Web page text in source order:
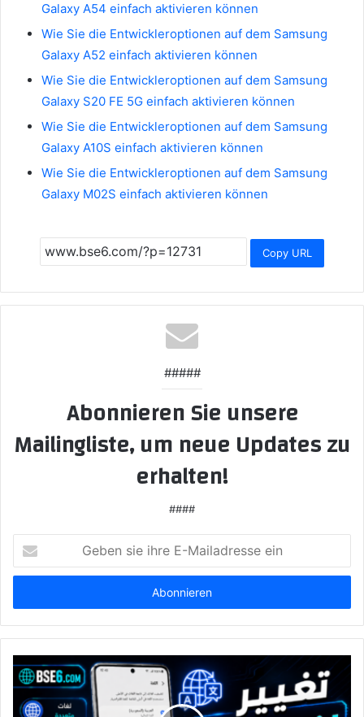
Galaxy A54 einfach aktivieren können
Wie Sie die Entwickleroptionen auf dem Samsung
Galaxy A52 einfach aktivieren können
Wie Sie die Entwickleroptionen auf dem Samsung
Galaxy S20 FE 5G einfach aktivieren können
Wie Sie die Entwickleroptionen auf dem Samsung
Galaxy A10S einfach aktivieren können
Wie Sie die Entwickleroptionen auf dem Samsung
Galaxy M02S einfach aktivieren können
Copy URL
#####
Abonnieren Sie unsere
Mailingliste, um neue Updates zu
erhalten!
####
sie
ihre
Mailadresse
ein